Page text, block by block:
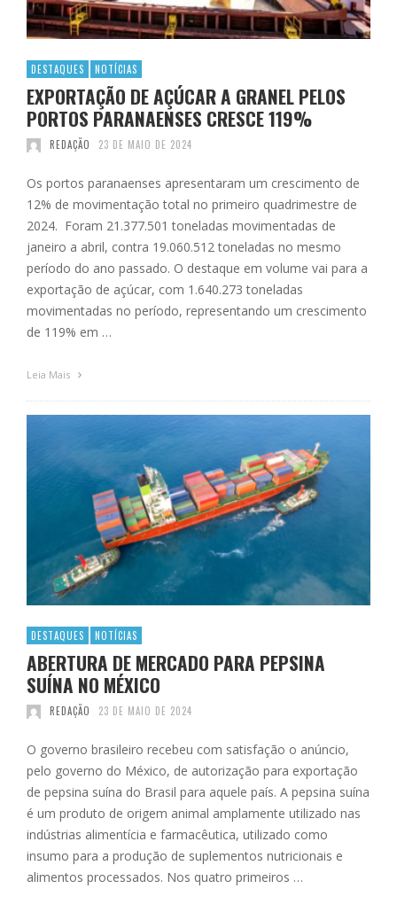
DESTAQUES NOTÍCIAS
EXPORTAÇÃO DE AÇÚCAR A GRANEL PELOS
PORTOS PARANAENSES CRESCE 119%
REDAÇÃO 23 DE MAIO DE 2024
Os portos paranaenses apresentaram um crescimento de
12% de movimentação total no primeiro quadrimestre de
2024. Foram 21.377.501 toneladas movimentadas de
janeiro a abril, contra 19.060.512 toneladas no mesmo
período do ano passado. O destaque em volume vai para a
exportação de açúcar, com 1.640.273 toneladas
movimentadas no período, representando um crescimento
de 119% em …
Leia Mais
DESTAQUES NOTÍCIAS
ABERTURA DE MERCADO PARA PEPSINA
SUÍNA NO MÉXICO
REDAÇÃO 23 DE MAIO DE 2024
O governo brasileiro recebeu com satisfação o anúncio,
pelo governo do México, de autorização para exportação
de pepsina suína do Brasil para aquele país. A pepsina suína
é um produto de origem animal amplamente utilizado nas
indústrias alimentícia e farmacêutica, utilizado como
insumo para a produção de suplementos nutricionais e
alimentos processados. Nos quatro primeiros …